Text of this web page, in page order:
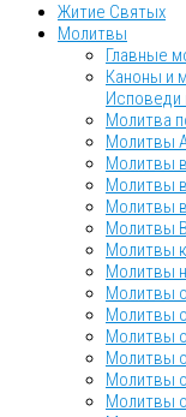
Житие Святых
Молитвы
Главные
Каноны и
Исповеди
Молитва
Молитвы
Молитвы
Молитвы
Молитвы
Молитвы
Молитвы
Молитвы
Молитвы
Молитвы
Молитвы
Молитвы
Молитвы
Молитвы